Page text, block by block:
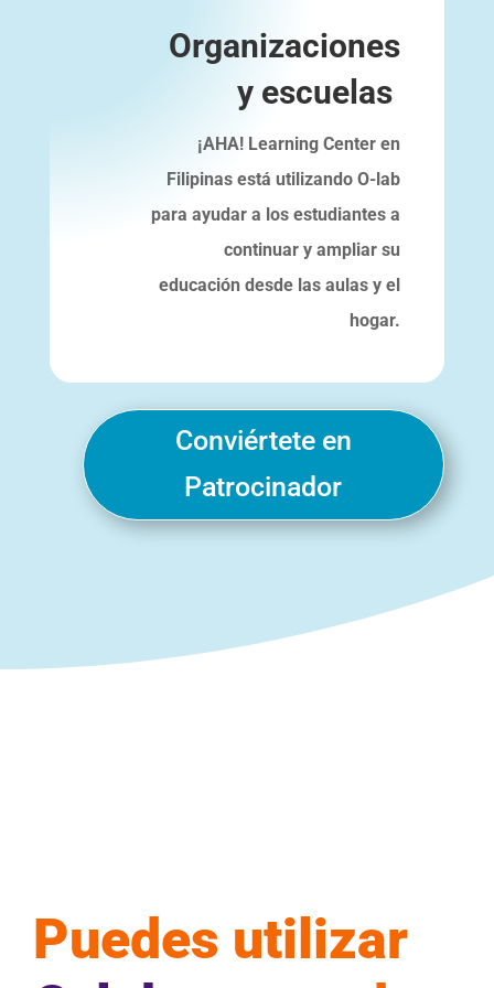
Organizaciones
y escuelas
¡AHA! Learning Center en
Filipinas está utilizando O-lab
para ayudar a los estudiantes a
continuar y ampliar su
educación desde las aulas y el
hogar.
Conviértete en
Patrocinador
Puedes utilizar